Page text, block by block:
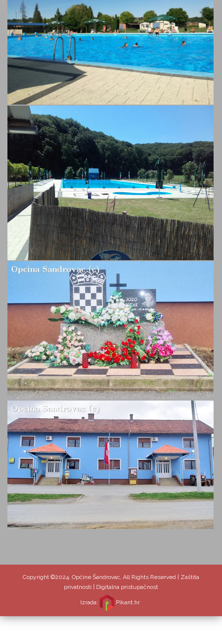
Copyright ©2024. Općine Šandrovac, All Rights Reserved | Zaštita
privatnosti
Digitalna pristupačnost
Izrada: Pikant.hr